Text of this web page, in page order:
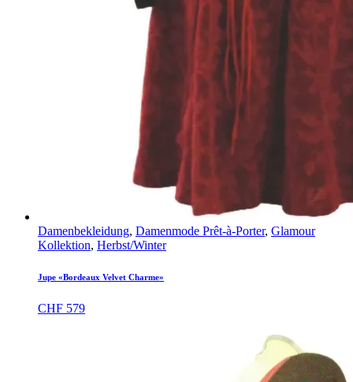
Damenbekleidung, Damenmode Prêt-à-Porter, Glamour
Kollektion, Herbst/Winter
Jupe «Bordeaux Velvet Charme»
CHF 579